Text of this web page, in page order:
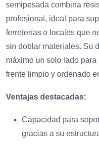
semipesada combina
profesional, ideal para
ferreterías o locales que
sin doblar materiales. Su
máximo un solo lado
frente limpio y ordenado
Ventajas destacadas:
Capacidad para
gracias a su